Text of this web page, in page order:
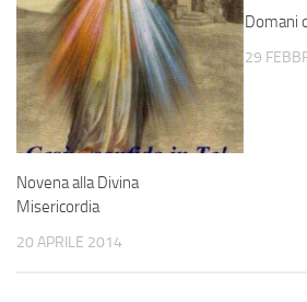
Novena alla Divina
Misericordia
20 APRILE 2014
Domani
29